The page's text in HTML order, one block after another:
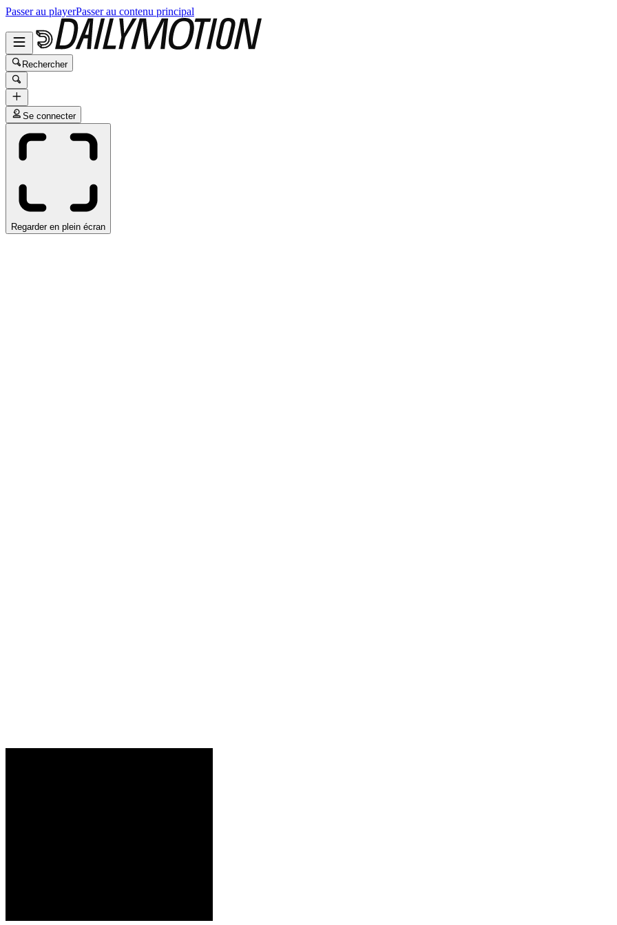
Passer au playerPasser au contenu principal
Rechercher
Se connecter
Regarder en plein écran